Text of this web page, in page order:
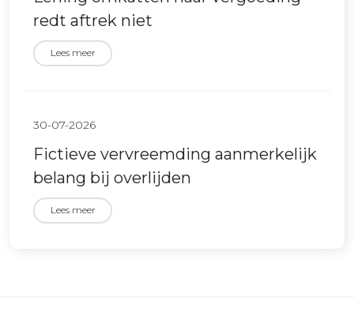
redt aftrek niet
Lees meer
30-07-2026
Fictieve vervreemding aanmerkelijk
belang bij overlijden
Lees meer